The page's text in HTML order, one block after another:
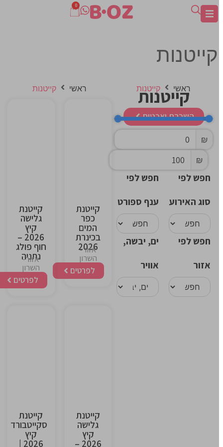
0
קייטנות
ראשי קייטנות
קייטנות​
השכרת יאכטות
₪
₪
חפש לפי
סוג האירוע
חפש לפי
ענף ספורט
חפש לפי
אזור
ים, יבשה,
אוויר
ראשי קייטנות
קייטנת
כפר
המים
בכינרת
2026
אזור-
השרון
לפרטים
קייטנת
גלישה
קיץ
2026 –
חוף פולג
נתניה
אזור-
השרון
לפרטים
קייטנת
גלישה
קיץ
2026 –
קייטנת
סקייטבורד
קיץ
2026 |